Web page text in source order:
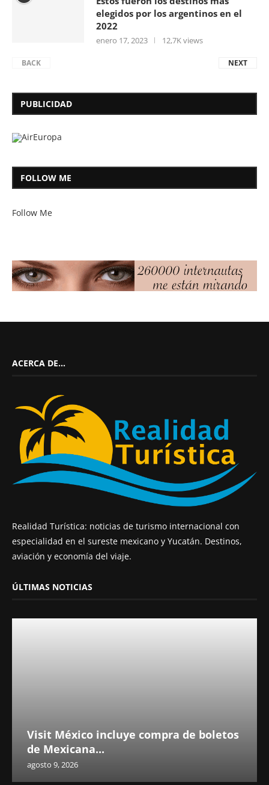
elegidos por los argentinos en el
2022
enero 17, 2023 12,7K views
BACK NEXT
PUBLICIDAD
FOLLOW ME
Follow Me
ACERCA DE…
Realidad Turística: noticias de turismo internacional con
especialidad en el sureste mexicano y Yucatán. Destinos,
aviación y economía del viaje.
ÚLTIMAS NOTICIAS
Visit México incluye compra de boletos
de Mexicana...
agosto 9, 2026